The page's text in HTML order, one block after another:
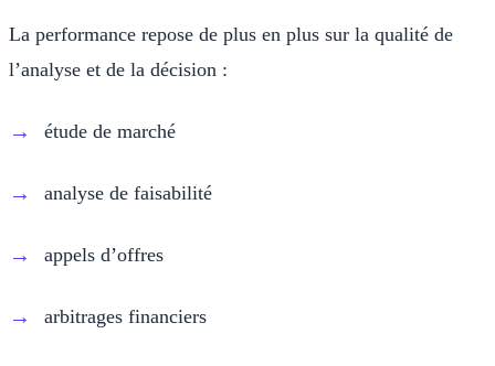
La performance repose de plus en plus sur la qualité de
l’analyse et de la décision :
étude de marché
analyse de faisabilité
appels d’offres
arbitrages financiers